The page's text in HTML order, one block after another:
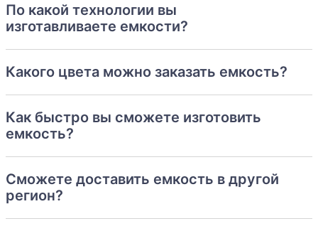
По какой технологии вы
изготавливаете емкости?
Какого цвета можно заказать емкость?
Как быстро вы сможете изготовить
емкость?
Сможете доставить емкость в другой
регион?